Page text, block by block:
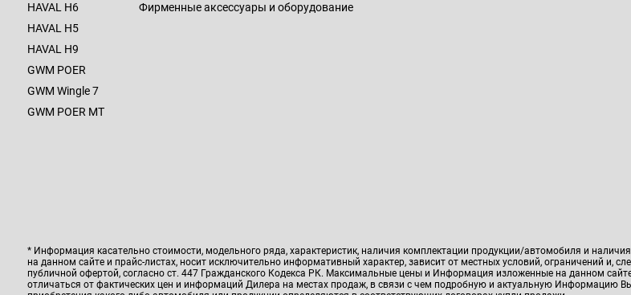
HAVAL H6
HAVAL H5
HAVAL H9
GWM POER
GWM Wingle 7
GWM POER MT
Фирменные аксессуары и оборудование
* Информация касательно стоимости, модельного ряда, характеристик, наличия комплектации продукции/автомобиля и
на данном сайте и прайс-листах, носит исключительно информативный характер, зависит от местных условий, ограничений и,
публичной офертой, согласно ст. 447 Гражданского Кодекса РК. Максимальные цены и Информация изложенные на данном
отличаться от фактических цен и информаций Дилера на местах продаж, в связи с чем подробную и актуальную Информацию